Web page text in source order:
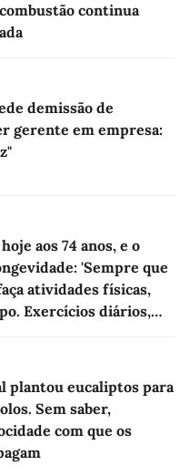
continua
demissão de
gerente em empresa:
aos 74 anos, e o
'Sempre que
atividades físicas,
Exercícios diários,
plantou eucaliptos para
Sem saber,
com que os